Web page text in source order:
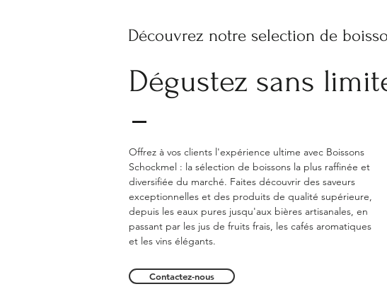
Découvrez notre selection de
Dégustez sans
Offrez à vos clients l'expérience ultime avec Boissons
Schockmel : la sélection de boissons la plus raffinée et
diversifiée du marché. Faites découvrir des saveurs
exceptionnelles et des produits de qualité supérieure,
depuis les eaux pures jusqu'aux bières artisanales, en
passant par les jus de fruits frais, les cafés aromatiques
et les vins élégants.
Contactez-nous